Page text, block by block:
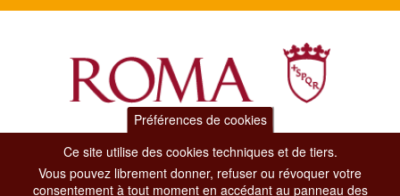
Dipartimento Grandi Eventi, Sport, Turismo e Moda.
00187 Roma
Préférences de cookies
Ce site utilise des cookies techniques et de tiers.
Vous pouvez librement donner, refuser ou révoquer votre
consentement à tout moment en accédant au panneau des